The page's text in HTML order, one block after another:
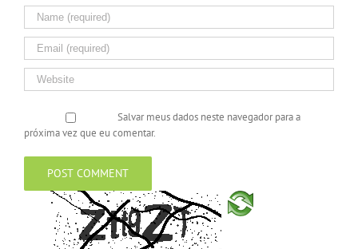
Salvar meus dados neste navegador para a
próxima vez que eu comentar.